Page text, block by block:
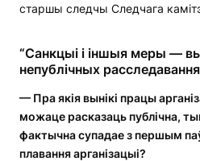
старшы следчы Следчага
“Санкцыі і іншыя меры —
непублічных
— Пра якія вынікі працы
можаце расказаць публічна,
фактычна супадае з першым
плавання арганізацыі?